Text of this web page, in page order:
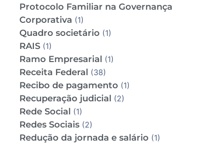
Protocolo Familiar na Governança
Corporativa (1)
Quadro societário (1)
RAIS (1)
Ramo Empresarial (1)
Receita Federal (38)
Recibo de pagamento (1)
Recuperação judicial (2)
Rede Social (1)
Redes Sociais (2)
Redução da jornada e salário (1)